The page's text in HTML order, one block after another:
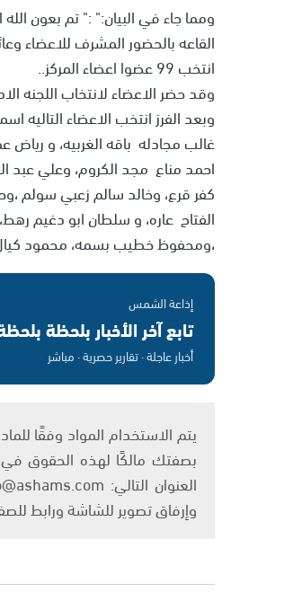
ومما جاء في البيان:" :" تم بعون
القاعه بالحضور المشرف للاعضاء
انتخب 99 عضوا اعضاء المركز..
وقد حضر الاعضاء لانتخاب اللجنه
وبعد الفرز انتخب الاعضاء التاليه
غالب مجادله باقه الغربيه، و
احمد مناع مجد الكروم، وعلي
كفر قرع، وخالد سالم زعبي سولم
الفتاح عاره، و سلطان ابو دغيم
،ومحفوظ خطيب بسمه، محمود
إذاعة الشمس
تابع آخر الأخبار بلحظة
أخبار عاجلة · تقارير حصرية · مباشر
بصفتك مالكًا لهذه الحقوق في
وإرفاق تصوير للشاشة ورابط